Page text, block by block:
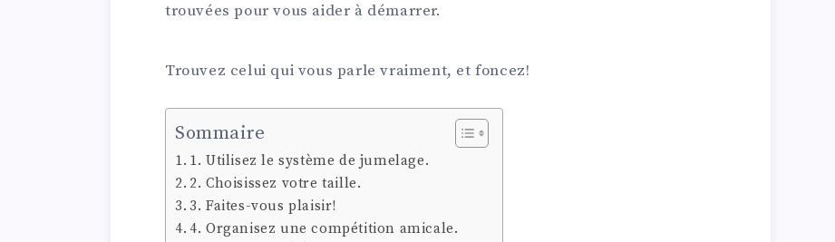
trouvées pour vous aider à démarrer.
Trouvez celui qui vous parle vraiment, et foncez!
Sommaire
1. Utilisez le système de jumelage.
2. Choisissez votre taille.
3. Faites-vous plaisir!
4. Organisez une compétition amicale.